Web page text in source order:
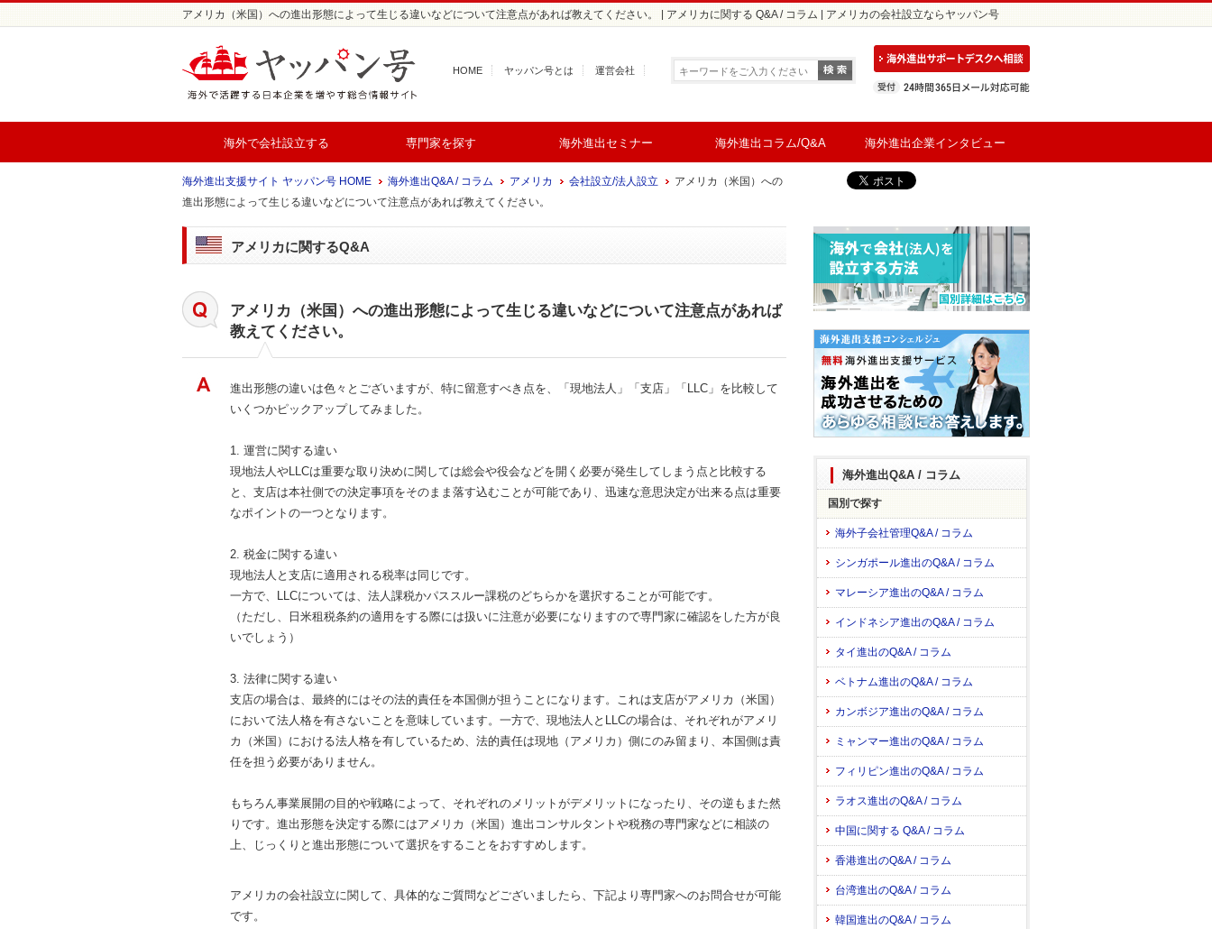
アメリカ（米国）への進出形態によって生じる違いなどについて注意点があれば教えてください。 | アメリカに関する Q&A / コラム | アメリカの会社設立ならヤッパン号
HOME ヤッパン号とは 運営会社
海外で会社設立する 専門家を探す 海外進出セミナー 海外進出コラム/Q&A 海外進出企業インタビュー
海外進出支援サイト ヤッパン号 HOME 海外進出Q&A / コラム アメリカ 会社設立/法人設立
アメリカ（米国）への
進出形態によって生じる違いなどについて注意点があれば教えてください。
アメリカに関するQ&A
アメリカ（米国）への進出形態によって生じる違いなどについて注意点があれば
教えてください。
進出形態の違いは色々とございますが、特に留意すべき点を、「現地法人」「支店」「LLC」を比較して
いくつかピックアップしてみました。
1. 運営に関する違い
現地法人やLLCは重要な取り決めに関しては総会や役会などを開く必要が発生してしまう点と比較する
と、支店は本社側での決定事項をそのまま落す込むことが可能であり、迅速な意思決定が出来る点は重要
なポイントの一つとなります。
2. 税金に関する違い
現地法人と支店に適用される税率は同じです。
一方で、LLCについては、法人課税かパススルー課税のどちらかを選択することが可能です。
（ただし、日米租税条約の適用をする際には扱いに注意が必要になりますので専門家に確認をした方が良
いでしょう）
3. 法律に関する違い
支店の場合は、最終的にはその法的責任を本国側が担うことになります。これは支店がアメリカ（米国）
において法人格を有さないことを意味しています。一方で、現地法人とLLCの場合は、それぞれがアメリ
カ（米国）における法人格を有しているため、法的責任は現地（アメリカ）側にのみ留まり、本国側は責
任を担う必要がありません。
もちろん事業展開の目的や戦略によって、それぞれのメリットがデメリットになったり、その逆もまた然
りです。進出形態を決定する際にはアメリカ（米国）進出コンサルタントや税務の専門家などに相談の
上、じっくりと進出形態について選択をすることをおすすめします。
アメリカの会社設立に関して、具体的なご質問などございましたら、下記より専門家へのお問合せが可能
です。
海外進出Q&A / コラム
国別で探す
海外子会社管理Q&A / コラム
シンガポール進出のQ&A / コラム
マレーシア進出のQ&A / コラム
インドネシア進出のQ&A / コラム
タイ進出のQ&A / コラム
ベトナム進出のQ&A / コラム
カンボジア進出のQ&A / コラム
ミャンマー進出のQ&A / コラム
フィリピン進出のQ&A / コラム
ラオス進出のQ&A / コラム
中国に関する Q&A / コラム
香港進出のQ&A / コラム
台湾進出のQ&A / コラム
韓国進出のQ&A / コラム